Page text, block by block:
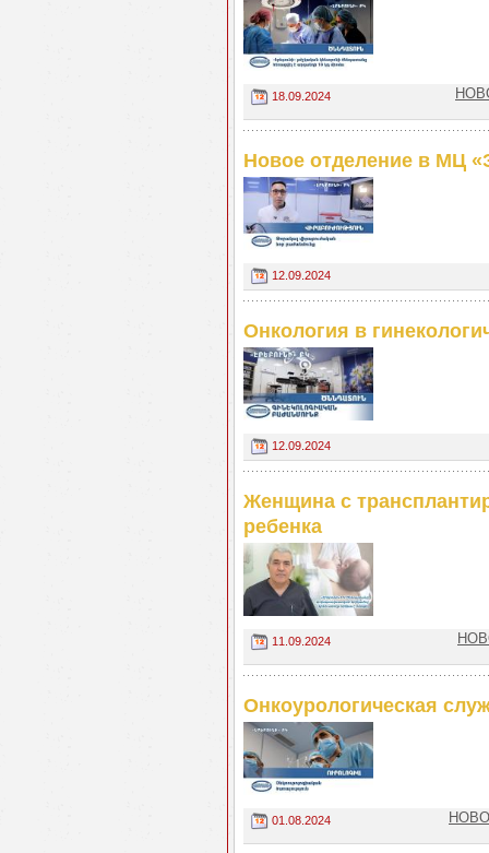
18.09.2024
Новое отделение в МЦ
12.09.2024
Онкология в
12.09.2024
Женщина c
ребенка
11.09.2024
Онкоурологическая
01.08.2024